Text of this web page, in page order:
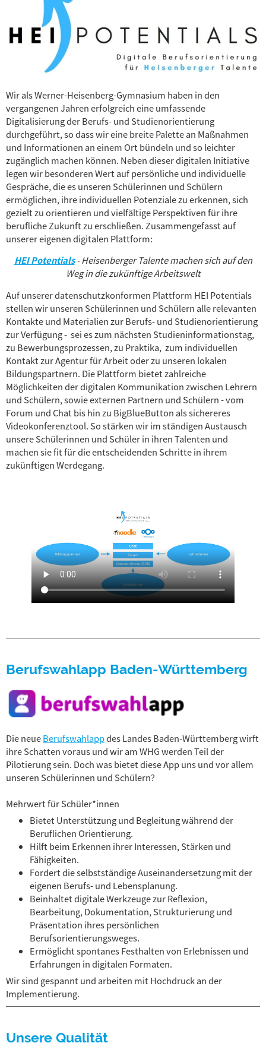
Wir als Werner-Heisenberg-Gymnasium haben in den
vergangenen Jahren erfolgreich eine umfassende
Digitalisierung der Berufs- und Studienorientierung
durchgeführt, so dass wir eine breite Palette an Maßnahmen
und Informationen an einem Ort bündeln und so leichter
zugänglich machen können. Neben dieser digitalen Initiative
legen wir besonderen Wert auf persönliche und individuelle
Gespräche, die es unseren Schülerinnen und Schülern
ermöglichen, ihre individuellen Potenziale zu erkennen, sich
gezielt zu orientieren und vielfältige Perspektiven für ihre
berufliche Zukunft zu erschließen. Zusammengefasst auf
unserer eigenen digitalen Plattform:
HEI Potentials- Heisenberger Talente machen sich auf den
Weg in die zukünftige Arbeitswelt
Auf unserer datenschutzkonformen Plattform HEI Potentials
stellen wir unseren Schülerinnen und Schülern alle relevanten
Kontakte und Materialien zur Berufs- und Studienorientierung
zur Verfügung - sei es zum nächsten Studieninformationstag,
zu Bewerbungsprozessen, zu Praktika, zum individuellen
Kontakt zur Agentur für Arbeit oder zu unseren lokalen
Bildungspartnern. Die Plattform bietet zahlreiche
Möglichkeiten der digitalen Kommunikation zwischen Lehrern
und Schülern, sowie externen Partnern und Schülern - vom
Forum und Chat bis hin zu BigBlueButton als sichereres
Videokonferenztool. So stärken wir im ständigen Austausch
unsere Schülerinnen und Schüler in ihren Talenten und
machen sie fit für die entscheidenden Schritte in ihrem
zukünftigen Werdegang.
Berufswahlapp Baden-Württemberg
Die neueBerufswahlappdes Landes Baden-Württemberg wirft
ihre Schatten voraus und wir am WHG werden Teil der
Pilotierung sein. Doch was bietet diese App uns und vor allem
unseren Schülerinnen und Schülern?
Mehrwert für Schüler*innen
Bietet Unterstützung und Begleitung während der
Beruflichen Orientierung.
Hilft beim Erkennen ihrer Interessen, Stärken und
Fähigkeiten.
Fordert die selbstständige Auseinandersetzung mit der
eigenen Berufs- und Lebensplanung.
Beinhaltet digitale Werkzeuge zur Reflexion,
Bearbeitung, Dokumentation, Strukturierung und
Präsentation ihres persönlichen
Berufsorientierungsweges.
Ermöglicht spontanes Festhalten von Erlebnissen und
Erfahrungen in digitalen Formaten.
Wir sind gespannt und arbeiten mit Hochdruck an der
Implementierung.
Unsere Qualität